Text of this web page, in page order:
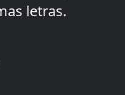
letras.